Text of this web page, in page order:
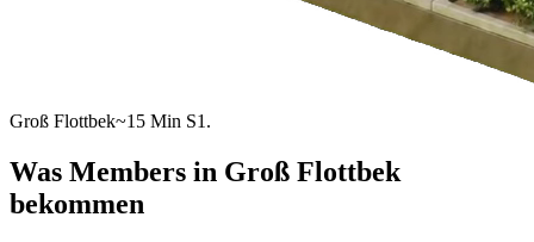
Groß Flottbek~15 Min S1.
Was Members in Groß Flottbek
bekommen